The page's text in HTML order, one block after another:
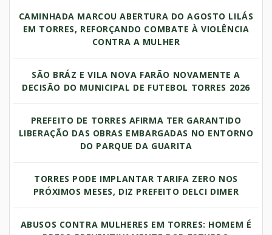
CAMINHADA MARCOU ABERTURA DO AGOSTO LILÁS
EM TORRES, REFORÇANDO COMBATE À VIOLÊNCIA
CONTRA A MULHER
SÃO BRÁZ E VILA NOVA FARÃO NOVAMENTE A
DECISÃO DO MUNICIPAL DE FUTEBOL TORRES 2026
PREFEITO DE TORRES AFIRMA TER GARANTIDO
LIBERAÇÃO DAS OBRAS EMBARGADAS NO ENTORNO
DO PARQUE DA GUARITA
TORRES PODE IMPLANTAR TARIFA ZERO NOS
PRÓXIMOS MESES, DIZ PREFEITO DELCI DIMER
ABUSOS CONTRA MULHERES EM TORRES: HOMEM É